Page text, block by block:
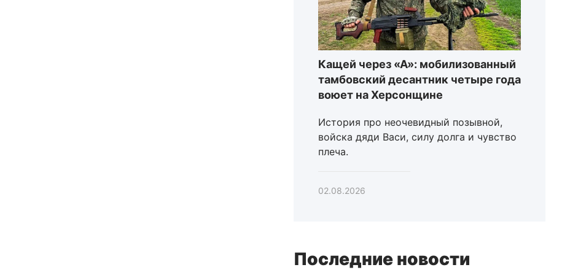
Кащей через «А»: мобилизованный
тамбовский десантник четыре года
воюет на Херсонщине
История про неочевидный позывной,
войска дяди Васи, силу долга и чувство
плеча.
02.08.2026
Последние новости